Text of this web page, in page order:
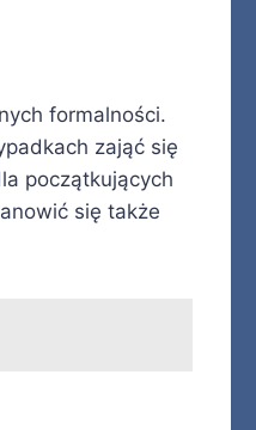
formalności.
zająć się
początkujących
się także